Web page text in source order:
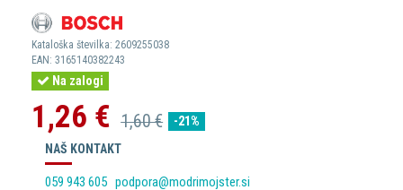
Kataloška številka: 2609255038
EAN: 3165140382243
Na zalogi
1,26 € 1,60 €
-21%
NAŠ KONTAKT
059 943 605 podpora@modrimojster.si